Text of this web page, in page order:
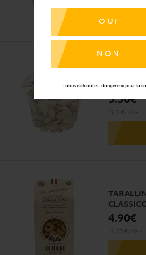
OUI
NON
L’abus d’alcool est dangereux pour la
5.30€
4.90€